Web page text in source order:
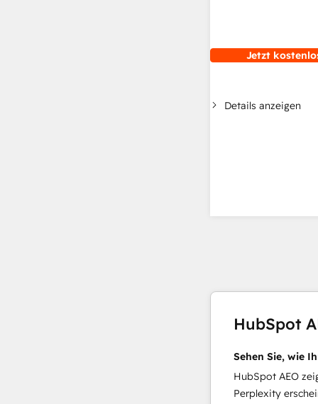
Jetzt
Details anzeigen
HubSpot
Sehen Sie, wie
HubSpot AEO
Perplexity